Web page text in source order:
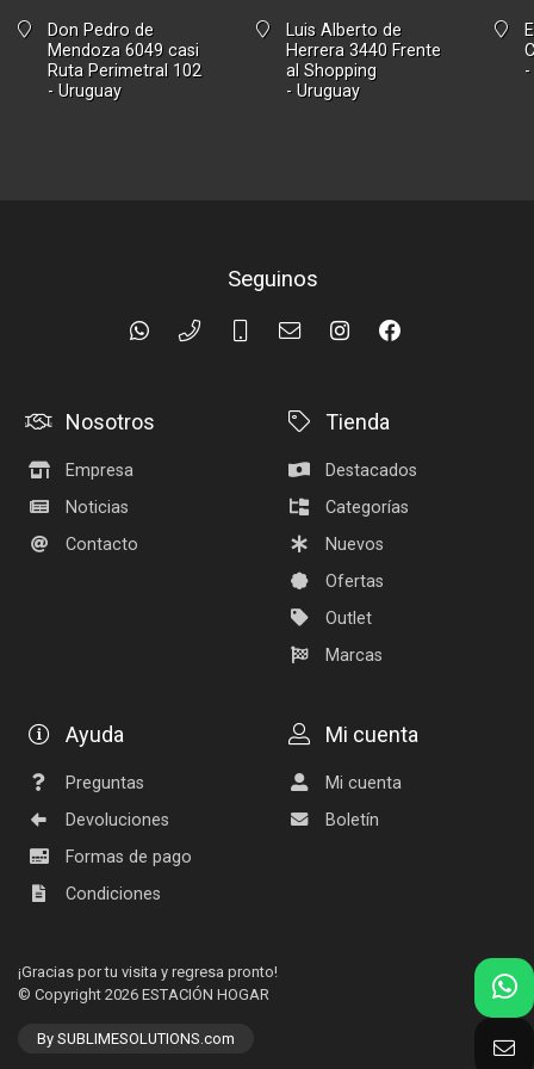
Don Pedro de
Mendoza 6049 casi
Ruta Perimetral 102
- Uruguay
Luis Alberto de
Herrera 3440 Frente
al Shopping
- Uruguay
Seguinos
Nosotros
Empresa
Noticias
Contacto
Tienda
Destacados
Categorías
Nuevos
Ofertas
Outlet
Marcas
Ayuda
Preguntas
Devoluciones
Formas de pago
Condiciones
Mi cuenta
Mi cuenta
Boletín
¡Gracias por tu visita y regresa pronto!
© Copyright 2026 ESTACIÓN HOGAR
By SUBLIMESOLUTIONS.com